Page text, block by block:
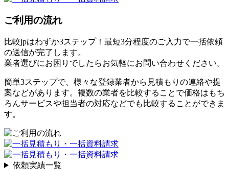
ご利用の流れ
比較jpはわずか3ステップ！最短3分程度のご入力で一括依頼
の送信が完了します。
業者選びにお困りでしたらお気軽にお問い合わせください。
簡単3ステップで、様々な登録業者から見積もりの連絡や提
案などがあります。複数の業者を比較することで価格はもち
ろんサービスや担当者の対応などでも比較することができま
す。
依頼実績一覧